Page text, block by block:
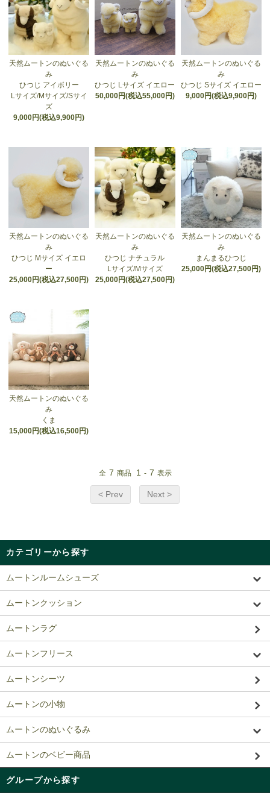
天然ムートンのぬいぐる
み
ひつじ アイボリー
Lサイズ/Mサイズ/Sサイ
ズ
9,000円(税込9,900円)
天然ムートンのぬいぐる
み
ひつじ Lサイズ イエロー
50,000円(税込55,000円)
天然ムートンのぬいぐる
み
ひつじ Sサイズ イエロー
9,000円(税込9,900円)
天然ムートンのぬいぐる
み
ひつじ Mサイズ イエロ
ー
25,000円(税込27,500円)
天然ムートンのぬいぐる
み
ひつじ ナチュラル
Lサイズ/Mサイズ
25,000円(税込27,500円)
天然ムートンのぬいぐる
み
まんまるひつじ
25,000円(税込27,500円)
天然ムートンのぬいぐる
み
くま
15,000円(税込16,500円)
全 7 商品 1 - 7 表示
< Prev Next >
カテゴリーから探す
ムートンルームシューズ
ムートンクッション
ムートンラグ
ムートンフリース
ムートンシーツ
ムートンの小物
ムートンのぬいぐるみ
ムートンのベビー商品
グループから探す